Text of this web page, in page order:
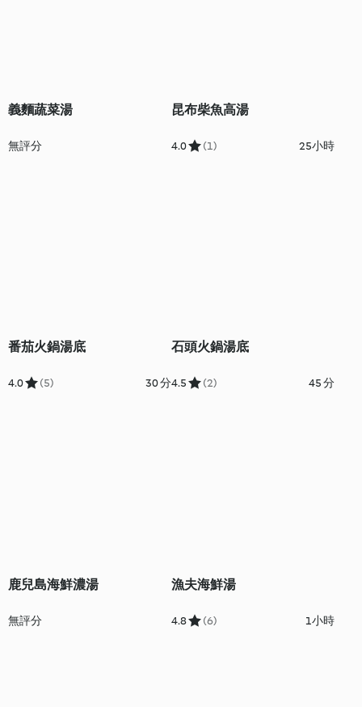
義麵蔬菜湯
無評分
昆布柴魚高湯
4.0 (1) 25小時
番茄火鍋湯底
4.0 (5) 30 分
石頭火鍋湯底
4.5 (2) 45 分
鹿兒島海鮮濃湯
無評分
漁夫海鮮湯
4.8 (6) 1小時